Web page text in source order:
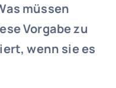
müssen
Vorgabe zu
wenn sie es